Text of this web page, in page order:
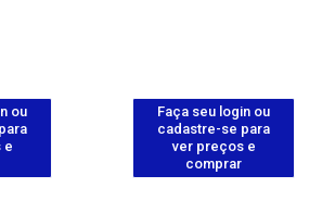
ou
e
Faça seu login ou
cadastre-se para
ver preços e
comprar